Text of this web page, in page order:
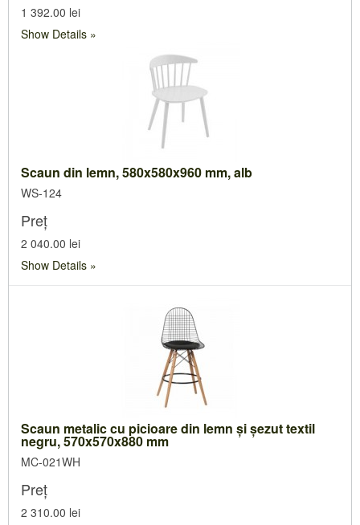
1 392.00 lei
Show Details
Scaun din lemn, 580x580x960 mm, alb
WS-124
Preț
2 040.00 lei
Show Details
Scaun metalic cu picioare din lemn şi şezut textil
negru, 570x570x880 mm
MC-021WH
Preț
2 310.00 lei